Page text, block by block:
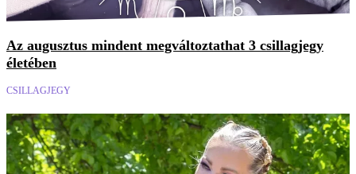
Az augusztus mindent megváltoztathat 3 csillagjegy
életében
CSILLAGJEGY